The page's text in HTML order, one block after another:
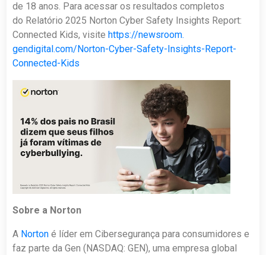
de 18 anos. Para acessar os resultados completos
do Relatório 2025 Norton Cyber Safety Insights Report:
Connected Kids, visite https://newsroom.
gendigital.com/Norton-Cyber-Safety-Insights-Report-
Connected-Kids
Sobre a Norton
A Norton é líder em Cibersegurança para consumidores e
faz parte da Gen (NASDAQ: GEN), uma empresa global